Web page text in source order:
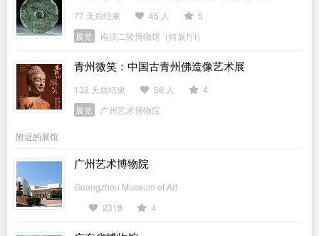
77 天后结束 45 人
5
展览
南汉二陵博物馆（特展厅I）
青州微笑：中国古青州佛造像艺术展
132 天后结束 58 人
4
展览
广州艺术博物院
附近的展馆
广州艺术博物院
Guangzhou Museum of Art
2318
4